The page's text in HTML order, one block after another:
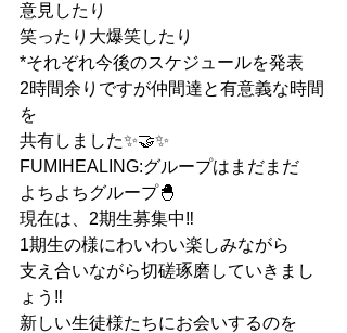
意見したり
笑ったり大爆笑したり
*それぞれ今後のスケジュールを発表
2時間余りですが仲間達と有意義な時間
を
共有しました✨🤝✨
FUMIHEALING:グループはまだまだ
よちよちグループ🐣
現在は、2期生募集中‼︎
1期生の様にわいわい楽しみながら
支え合いながら切磋琢磨していきまし
ょう‼︎
新しい生徒様たちにお会いするのを